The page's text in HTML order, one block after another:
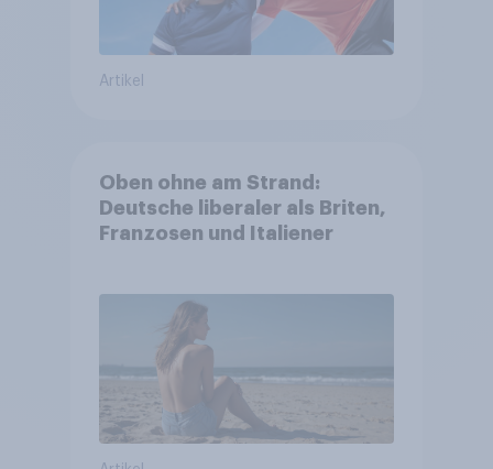
Artikel
Oben ohne am Strand:
Deutsche liberaler als Briten,
Franzosen und Italiener